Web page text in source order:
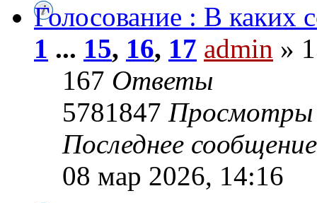
Голосование : В каких
1 ... 15, 16, 17 admin »
167 Ответы
5781847 Просмотры
Последнее
08 мар 2026, 14:16